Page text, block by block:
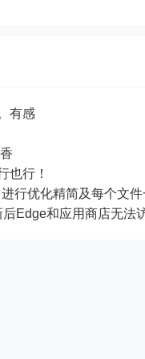
有感
也行！
行优化精简及每个文件
Edge和应用商店无法